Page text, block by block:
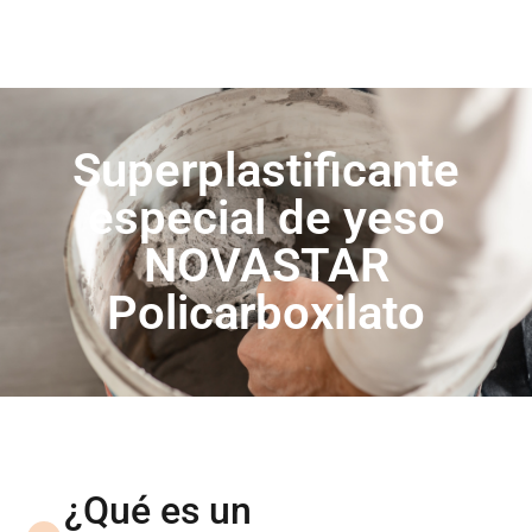
Superplastificante
especial de yeso
NOVASTAR
Policarboxilato
¿Qué es un